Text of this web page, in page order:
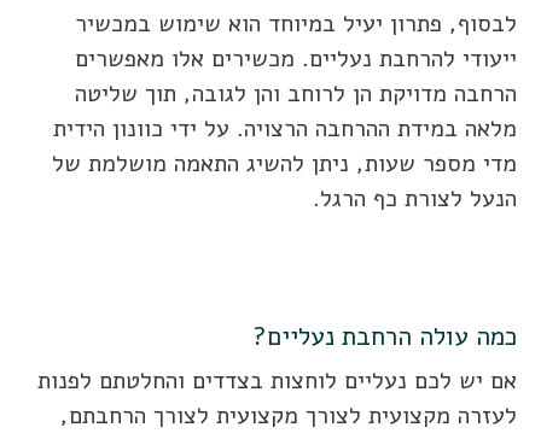
לבסוף, פתרון יעיל במיוחד הוא שימוש במכשיר
ייעודי להרחבת נעליים. מכשירים אלו מאפשרים
הרחבה מדויקת הן לרוחב והן לגובה, תוך שליטה
מלאה במידת ההרחבה הרצויה. על ידי כוונון הידית
מדי מספר שעות, ניתן להשיג התאמה מושלמת של
הנעל לצורת כף הרגל.
כמה עולה הרחבת נעליים?
אם יש לכם נעליים לוחצות בצדדים והחלטתם לפנות
לעזרה מקצועית לצורך מקצועית לצורך הרחבתם,